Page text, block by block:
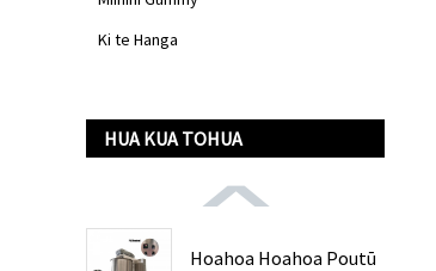
Ki te Hanga
HUA KUA TOHUA
Hoahoa Hoahoa Poutū